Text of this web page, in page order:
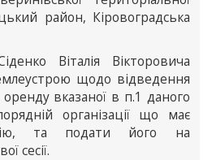
район, Кіровоградська
Віталія Вікторовича
щодо відведення
вказаної в п.1 даного
організації що має
та подати його на
сесії.